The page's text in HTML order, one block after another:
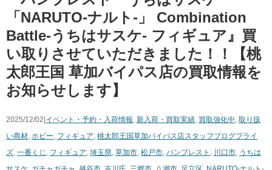
「NARUTO-ナルト-」 ​Combination ​
Battle-うちはサスケ- フィギュア』買
い取りさせていただきました！！【桃
太郎王国 草加バイパス店の買取情報を
お知らせします】
2025/12/02| イベント・予約・入荷情報, 新入荷・買取実績, 買取強化中, 取り扱
い商材, ホビー, フィギュア, 桃太郎王国草加バイパス店スタッフブログプライ
ズ, 一番くじ , フィギュア, 埼玉県, 草加市, 松戸市, バンプレスト , 川口市, うちは